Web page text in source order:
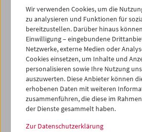
T-Shirtin Siebdrucktechnik,
Damen/Herren EUR 25,00 (exklusiv ab
der Kassa des Filmmuseums
A1-PlakatEUR 10,00 (imWebshopund
erhältlich)
Bei der Präsentation seines neuen
Jänner ab 16 Uhr) wird Nicolas Mahler
Gespräch cinephile Comics
als Stammbesucher des Filmmuseums
Achtzigerjahren reflektieren – mit
Wir verwenden Cookies, um die
zu analysieren und Funktionen für
bereitzustellen. Darüber hinaus
Einwilligung – eingebundene
Netzwerke, externe Medien oder
Cookies einsetzen, um Inhalte und
personalisieren sowie Ihre Nutzung
auszuwerten. Diese Anbieter können
erhobenen Daten mit weiteren
zusammenführen, die diese im
der Dienste gesammelt haben.
Zur Datenschutzerklärung